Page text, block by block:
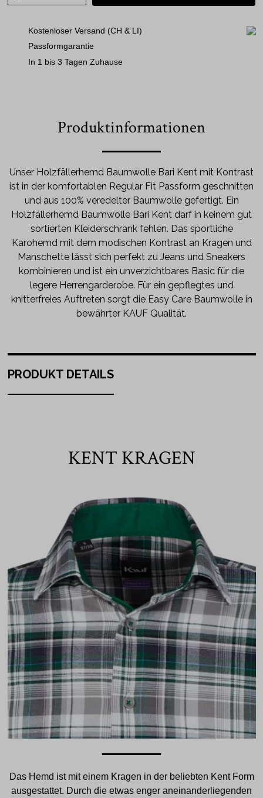
Kostenloser Versand (CH & LI)
Passformgarantie
In 1 bis 3 Tagen Zuhause
Produktinformationen
Unser Holzfällerhemd Baumwolle Bari Kent mit Kontrast
ist in der komfortablen Regular Fit Passform geschnitten
und aus 100% veredelter Baumwolle gefertigt. Ein
Holzfällerhemd Baumwolle Bari Kent darf in keinem gut
sortierten Kleiderschrank fehlen. Das sportliche
Karohemd mit dem modischen Kontrast an Kragen und
Manschette lässt sich perfekt zu Jeans und Sneakers
kombinieren und ist ein unverzichtbares Basic für die
legere Herrengarderobe. Für ein gepflegtes und
knitterfreies Auftreten sorgt die Easy Care Baumwolle in
bewährter KAUF Qualität.
PRODUKT DETAILS
KENT KRAGEN
Das Hemd ist mit einem Kragen in der beliebten Kent Form
ausgestattet. Durch die etwas enger aneinanderliegenden